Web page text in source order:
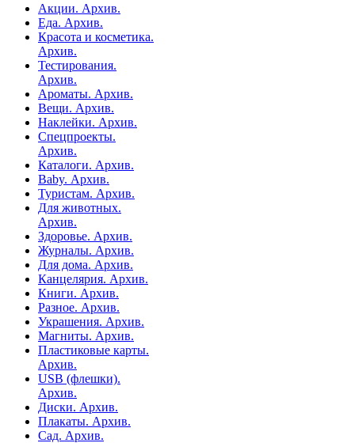
Акции. Архив.
Еда. Архив.
Красота и косметика.
Архив.
Тестирования.
Архив.
Ароматы. Архив.
Вещи. Архив.
Наклейки. Архив.
Спецпроекты.
Архив.
Каталоги. Архив.
Baby. Архив.
Туристам. Архив.
Для животных.
Архив.
Здоровье. Архив.
Журналы. Архив.
Для дома. Архив.
Канцелярия. Архив.
Книги. Архив.
Разное. Архив.
Украшения. Архив.
Магниты. Архив.
Пластиковые карты.
Архив.
USB (флешки).
Архив.
Диски. Архив.
Плакаты. Архив.
Сад. Архив.